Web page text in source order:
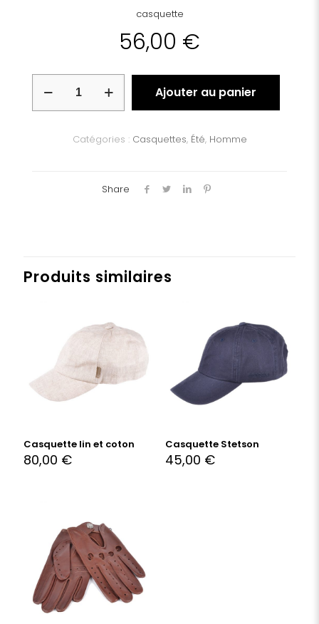
casquette
56,00 €
Casquette
Ajouter au panier
Catégories : Casquettes, Été, Homme
Share
Produits similaires
Casquette lin et coton
80,00 €
Casquette Stetson
45,00 €